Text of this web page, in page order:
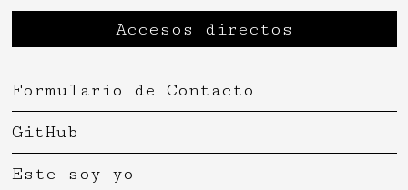
Accesos directos
Formulario de Contacto
GitHub
Este soy yo